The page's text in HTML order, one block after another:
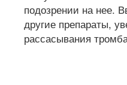
подозрении на нее.
другие препараты,
рассасывания